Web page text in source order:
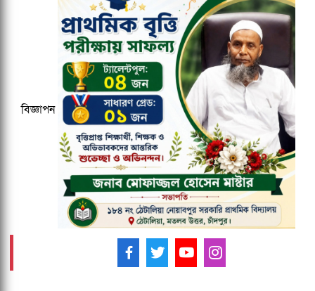
বাংলাদেশ জনরাষ্ট্র আন্দোলন নামে নতুন
রাজনৈতিক দলের আত্মপ্রকাশ
জকসু ভিপি ও জিএসকে ক্যাম্পাসছাড়া করল
ছাত্রদল
২০২৯ সালের মধ্যে ক্যাশলেস ব্যাংক হওয়ার
লক্ষ্য কমিউনিটি ব্যাংকের
বিজ্ঞাপন